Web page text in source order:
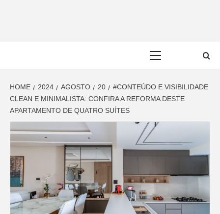
HOME 2024 AGOSTO 20
#CONTEÚDO E VISIBILIDADE
CLEAN E MINIMALISTA: CONFIRA A REFORMA DESTE
APARTAMENTO DE QUATRO SUÍTES